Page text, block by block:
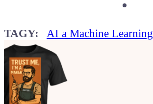
TAGY: AI a Machine Learning